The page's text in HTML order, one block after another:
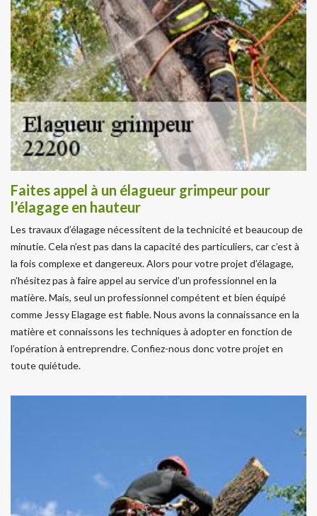
Faites appel à un élagueur grimpeur pour
l’élagage en hauteur
Les travaux d’élagage nécessitent de la technicité et beaucoup de
minutie. Cela n’est pas dans la capacité des particuliers, car c’est à
la fois complexe et dangereux. Alors pour votre projet d’élagage,
n’hésitez pas à faire appel au service d’un professionnel en la
matière. Mais, seul un professionnel compétent et bien équipé
comme Jessy Elagage est fiable. Nous avons la connaissance en la
matière et connaissons les techniques à adopter en fonction de
l’opération à entreprendre. Confiez-nous donc votre projet en
toute quiétude.